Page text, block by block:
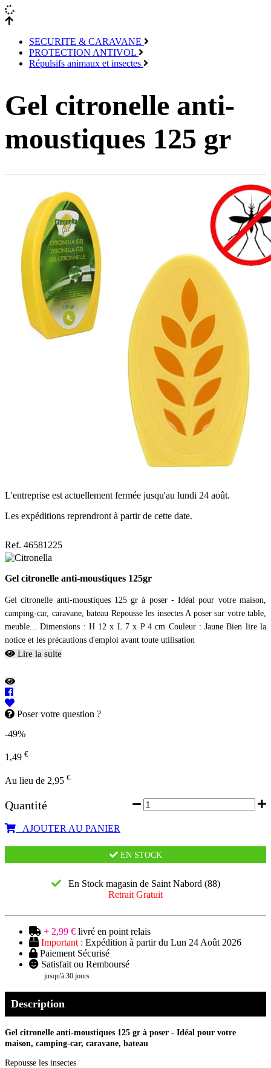
SECURITE & CARAVANE
PROTECTION ANTIVOL
Répulsifs animaux et insectes
Gel citronelle anti-
moustiques 125 gr
L'entreprise est actuellement fermée jusqu'au lundi 24 août.
Les expéditions reprendront à partir de cette date.
Ref. 46581225
Gel citronelle anti-moustiques 125gr
Gel citronelle anti-moustiques 125 gr à poser - Idéal pour votre maison,
camping-car, caravane, bateau Repousse les insectes A poser sur votre table,
meuble... Dimensions : H 12 x L 7 x P 4 cm Couleur : Jaune Bien lire la
notice et les précautions d'emploi avant toute utilisation
Lire la suite
Poser votre question ?
-49%
1,49 €
Au lieu de 2,95 €
Quantité
AJOUTER AU PANIER
EN STOCK
En Stock magasin de Saint Nabord (88)
Retrait Gratuit
+ 2,99 € livré en point relais
Important : Expédition à partir du Lun 24 Août 2026
Paiement Sécurisé
Satisfait ou Remboursé
jusqu'à 30 jours
Description
Gel citronelle anti-moustiques 125 gr à poser - Idéal pour votre
maison, camping-car, caravane, bateau
Repousse les insectes